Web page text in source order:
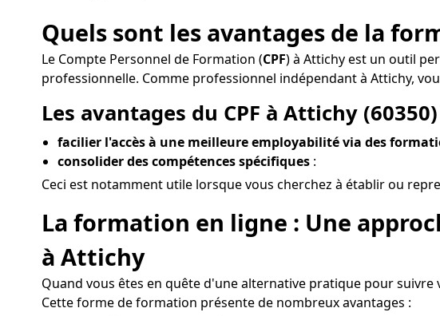
Quels sont les avantages de la
Le Compte Personnel de Formation (CPF) à Attichy est un outil
professionnelle. Comme professionnel indépendant à Attichy,
Les avantages du CPF à Attichy
facilier l'accès à une meilleure employabilité via des
consolider des compétences spécifiques :
Ceci est notamment utile lorsque vous cherchez à établir ou
La formation en ligne : Une
à Attichy
Quand vous êtes en quête d'une alternative pratique pour
Cette forme de formation présente de nombreux avantages :